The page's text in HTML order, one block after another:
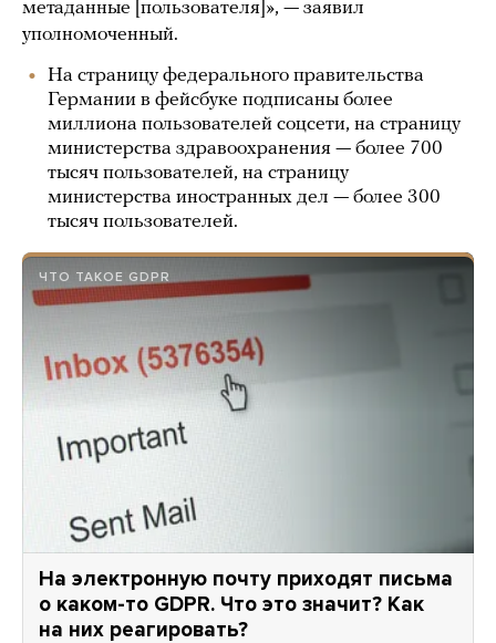
метаданные [пользователя]», — заявил
уполномоченный.
На страницу федерального правительства
Германии в фейсбуке подписаны более
миллиона пользователей соцсети, на страницу
министерства здравоохранения — более 700
тысяч пользователей, на страницу
министерства иностранных дел — более 300
тысяч пользователей.
ЧТО ТАКОЕ GDPR
На электронную почту приходят письма
о каком-то GDPR. Что это значит? Как
на них реагировать?